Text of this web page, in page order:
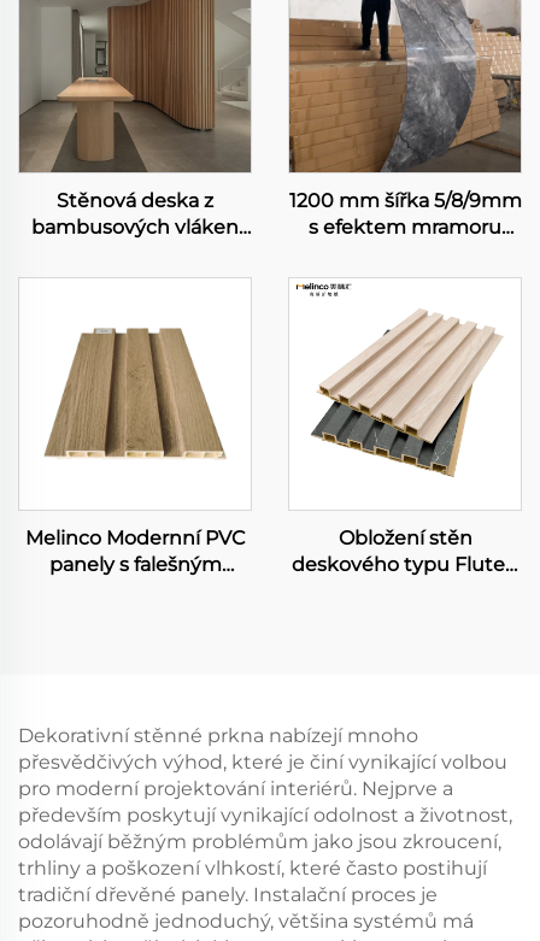
Stěnová deska z
bambusových vláken
prostředí Vodouzdolná
vnitřní dekorace
stěnová deska
1200 mm šířka 5/8/9mm
s efektem mramoru
vlákna uhlíková skalní
deska na stěnu s
nátěrovou vrstvou
bezstavbové pláty
Melinco Modernní PVC
panely s falešným
Obložení stěn
deskového typu Fluted
Dekorativní stěnné prkna nabízejí mnoho
přesvědčivých výhod, které je činí vynikající volbou
pro moderní projektování interiérů. Nejprve a
především poskytují vynikající odolnost a životnost,
odolávají běžným problémům jako jsou zkroucení,
trhliny a poškození vlhkostí, které často postihují
tradiční dřevěné panely. Instalační proces je
pozoruhodně jednoduchý, většina systémů má